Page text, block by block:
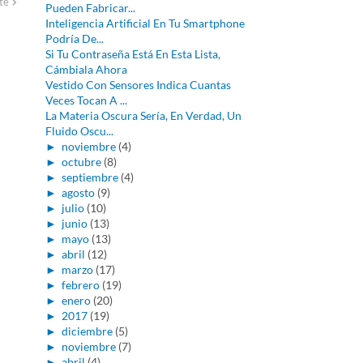
Pueden Fabricar...
Inteligencia Artificial En Tu Smartphone
Podría De...
Si Tu Contraseña Está En Esta Lista,
Cámbiala Ahora
Vestido Con Sensores Indica Cuantas
Veces Tocan A ...
La Materia Oscura Sería, En Verdad, Un
Fluido Oscu...
► noviembre (4)
► octubre (8)
► septiembre (4)
► agosto (9)
► julio (10)
► junio (13)
► mayo (13)
► abril (12)
► marzo (17)
► febrero (19)
► enero (20)
► 2017 (19)
► diciembre (5)
► noviembre (7)